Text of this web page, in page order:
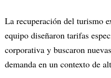
La recuperación del turismo
equipo diseñaron tarifas
corporativa y buscaron
demanda en un contexto de